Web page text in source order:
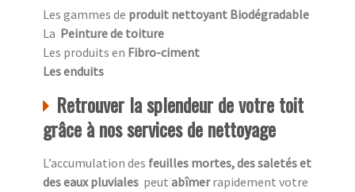
Les gammes de produit nettoyant Biodégradable
La Peinture de toiture
Les produits en Fibro-ciment
Les enduits
Retrouver la splendeur de votre toit
grâce à nos services de nettoyage
L’accumulation des feuilles mortes, des saletés et
des eaux pluviales peut abîmerrapidement votre